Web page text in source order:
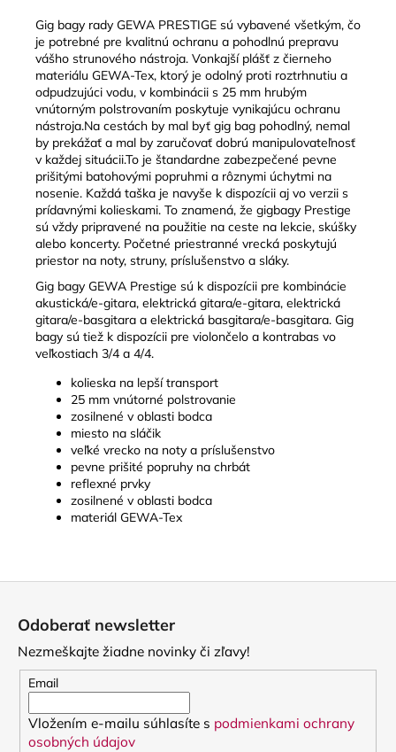
Gig bagy rady GEWA PRESTIGE sú vybavené všetkým, čo
je potrebné pre kvalitnú ochranu a pohodlnú prepravu
vášho strunového nástroja. Vonkajší plášť z čierneho
materiálu GEWA-Tex, ktorý je odolný proti roztrhnutiu a
odpudzujúci vodu, v kombinácii s 25 mm hrubým
vnútorným polstrovaním poskytuje vynikajúcu ochranu
nástroja.Na cestách by mal byť gig bag pohodlný, nemal
by prekážať a mal by zaručovať dobrú manipulovateľnosť
v každej situácii.To je štandardne zabezpečené pevne
prišitými batohovými popruhmi a rôznymi úchytmi na
nosenie. Každá taška je navyše k dispozícii aj vo verzii s
prídavnými kolieskami. To znamená, že gigbagy Prestige
sú vždy pripravené na použitie na ceste na lekcie, skúšky
alebo koncerty. Početné priestranné vrecká poskytujú
priestor na noty, struny, príslušenstvo a sláky.
Gig bagy GEWA Prestige sú k dispozícii pre kombinácie
akustická/e-gitara, elektrická gitara/e-gitara, elektrická
gitara/e-basgitara a elektrická basgitara/e-basgitara. Gig
bagy sú tiež k dispozícii pre violončelo a kontrabas vo
veľkostiach 3/4 a 4/4.
kolieska na lepší transport
25 mm vnútorné polstrovanie
zosilnené v oblasti bodca
miesto na sláčik
veľké vrecko na noty a príslušenstvo
pevne prišité popruhy na chrbát
reflexné prvky
zosilnené v oblasti bodca
materiál GEWA-Tex
Odoberať newsletter
Nezmeškajte žiadne novinky či zľavy!
Email
Vložením e-mailu súhlasíte s podmienkami ochrany
osobných údajov